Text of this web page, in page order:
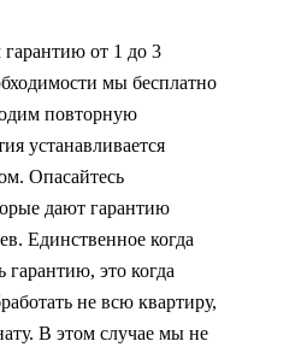
от 1 до 3
мы бесплатно
повторную
устанавливается
Опасайтесь
дают гарантию
Единственное когда
это когда
не всю квартиру,
В этом случае мы не